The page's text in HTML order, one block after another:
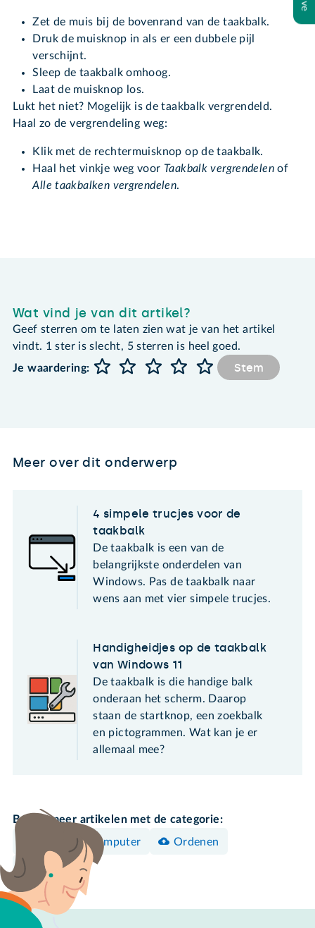
Zet de muis bij de bovenrand van de taakbalk.
Druk de muisknop in als er een dubbele pijl
verschijnt.
Sleep de taakbalk omhoog.
Laat de muisknop los.
Lukt het niet? Mogelijk is de taakbalk vergrendeld.
Haal zo de vergrendeling weg:
Klik met de rechtermuisknop op de taakbalk.
Haal het vinkje weg voor Taakbalk vergrendelenof
Alle taakbalken vergrendelen.
Wat vind je van dit artikel?
Geef sterren om te laten zien wat je van het artikel
vindt. 1 ster is slecht, 5 sterren is heel goed.
Je waardering:
Stem
Meer over dit onderwerp
4 simpele trucjes voor de
taakbalk
De taakbalk is een van de
belangrijkste onderdelen van
Windows. Pas de taakbalk naar
wens aan met vier simpele trucjes.
Handigheidjes op de taakbalk
van Windows 11
De taakbalk is die handige balk
onderaan het scherm. Daarop
staan de startknop, een zoekbalk
en pictogrammen. Wat kan je er
allemaal mee?
Bekijk meer artikelen met de categorie:
Windows-computer
Ordenen
Instellen